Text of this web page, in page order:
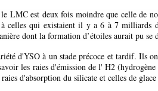
le LMC est deux fois moindre que celle de
celles qui existaient il y a 6 à 7 milliards
dont la formation d’étoiles aurait pu se
d'YSO à un stade précoce et tardif. Ils
les raies d'émission de l' H2
d'absorption du silicate et celles de glace